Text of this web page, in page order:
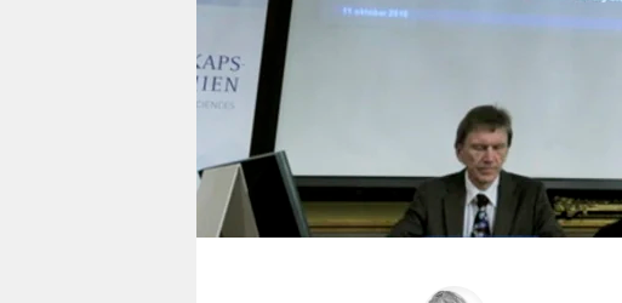
veranstaltungen
shop
fragen & hilfe
unterstützen
abo